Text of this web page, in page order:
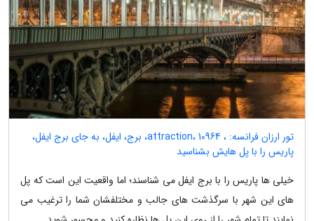
تور ارزان فرانسه: ، attraction، 10964، برج، ایفل، به جای برج ایفل،
پاریس را با پل هایش بشناسید
خیلی ها پاریس را با برج ایفل می شناسند؛ اما واقعیت این است که پل
های این شهر با سرگذشت های جالب و مختلفشان شما را ترغیب می